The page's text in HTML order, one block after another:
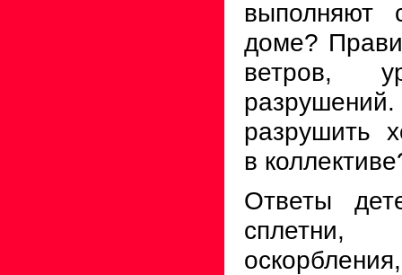
доме?
ветров,
разрушить
в
Ответы